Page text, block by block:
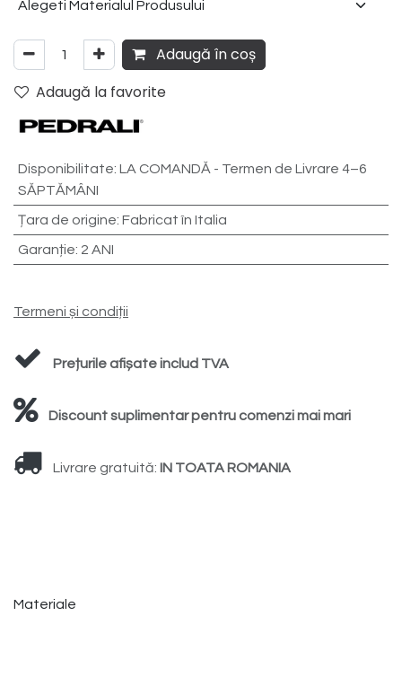
Adaugă în coș
Adaugă la favorite
Disponibilitate: LA COMANDĂ - Termen de Livrare 4–6
SĂPTĂMÂNI
Țara de origine: Fabricat în Italia
Garanție: 2 ANI
Termeni și condiții
Prețurile afișate includ TVA
Discount suplimentar pentru comenzi mai mari
Livrare gratuită: IN TOATA ROMANIA
Materiale